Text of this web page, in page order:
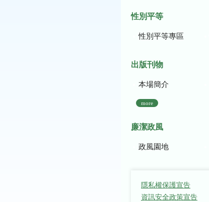
性別平等
性別平等專區
出版刊物
本場簡介
more
廉潔政風
政風園地
隱私權保護宣告
資訊安全政策宣告